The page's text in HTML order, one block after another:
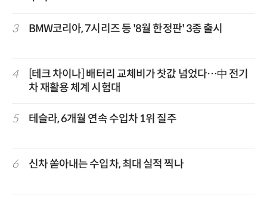
3 BMW코리아, 7시리즈 등 '8월 한정판' 3종 출시
4
[테크 차이나] 배터리 교체비가 찻값 넘었다…中 전기
차 재활용 체계 시험대
5 테슬라, 6개월 연속 수입차 1위 질주
6 신차 쏟아내는 수입차, 최대 실적 찍나